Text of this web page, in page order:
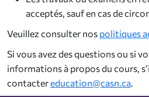
acceptés, sauf en cas de
Veuillez consulter nos politiques
Si vous avez des questions ou si
informations à propos du cours,
contactereducation@casn.ca.